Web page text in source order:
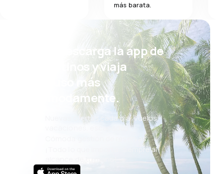
más barata.
¡Eh! Descarga la app de
eDestinos y viaja
incluso más
cómodamente.
Nuevas ofertas cada día: vuelos,
vacaciones, escapadas
Cómoda gestión de reservas
¡Todo lo que importa, siempre al